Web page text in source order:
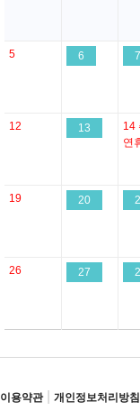
5 6 7
12 13 14
연
19 20
26 27
이용약관 개인정보처리방침